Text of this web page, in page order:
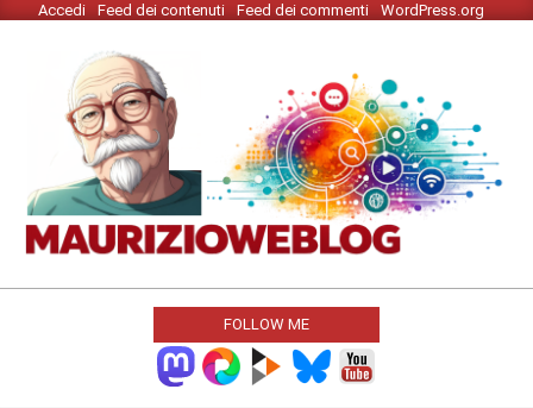
Skip Accedi Feed dei contenuti Feed dei commenti WordPress.org
MAURIZIO
WEBLOG
FOLLOW ME